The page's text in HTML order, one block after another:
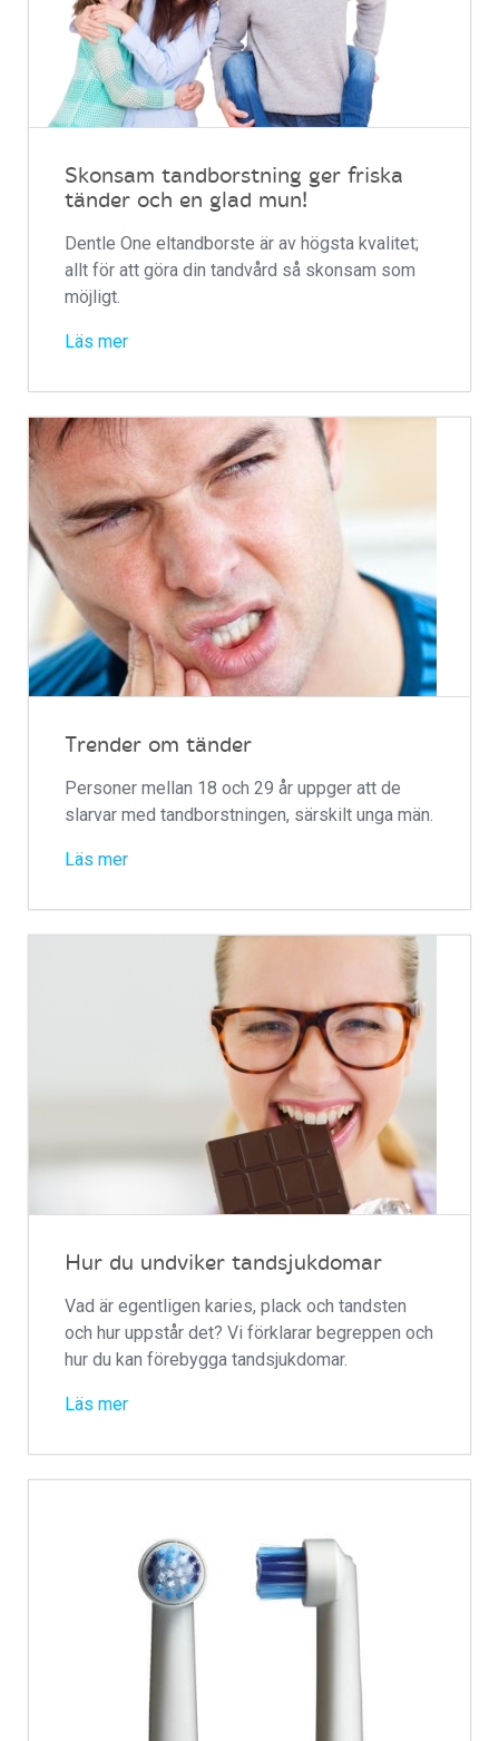
Skonsam tandborstning ger friska
tänder och en glad mun!
Dentle One eltandborste är av högsta kvalitet;
allt för att göra din tandvård så skonsam som
möjligt.
Läs mer
Trender om tänder
Personer mellan 18 och 29 år uppger att de
slarvar med tandborstningen, särskilt unga män.
Läs mer
Hur du undviker tandsjukdomar
Vad är egentligen karies, plack och tandsten
och hur uppstår det? Vi förklarar begreppen och
hur du kan förebygga tandsjukdomar.
Läs mer